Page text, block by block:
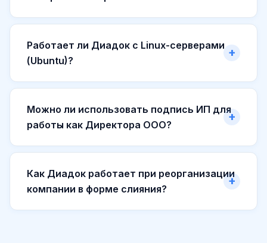
Работает ли Диадок с Linux-серверами
(Ubuntu)?
Можно ли использовать подпись ИП для
работы как Директора ООО?
Как Диадок работает при реорганизации
компании в форме слияния?